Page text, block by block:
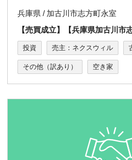
兵庫県 / 加古川市志⽅町永室
【売買成立】【兵庫県加古川市
投資 売主：ネクスウィル
その他（訳あり） 空き家